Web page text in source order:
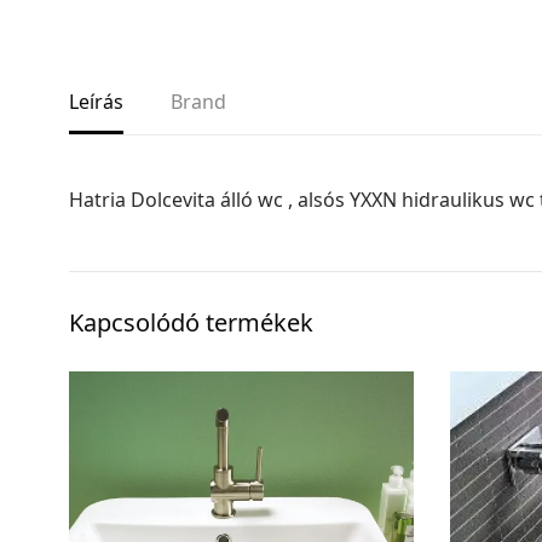
Leírás Brand
Hatria Dolcevita álló wc , alsós YXXN hidraulikus wc
Kapcsolódó termékek